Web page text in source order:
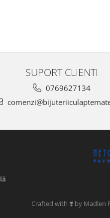
SUPORT CLIENTI
0769627134
Crafted with ❣️ by Madlen